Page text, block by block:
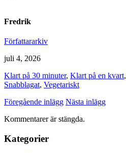
Fredrik
Författararkiv
juli 4, 2026
Klart på 30 minuter, Klart på en kvart,
Snabblagat, Vegetariskt
Föregående inlägg Nästa inlägg
Kommentarer är stängda.
Kategorier